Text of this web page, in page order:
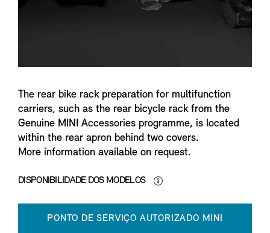
The rear bike rack preparation for multifunction
carriers, such as the rear bicycle rack from the
Genuine MINI Accessories programme, is located
within the rear apron behind two covers.
More information available on request.
DISPONIBILIDADE DOS MODELOS
PONTO DE SERVIÇO AUTORIZADO MINI